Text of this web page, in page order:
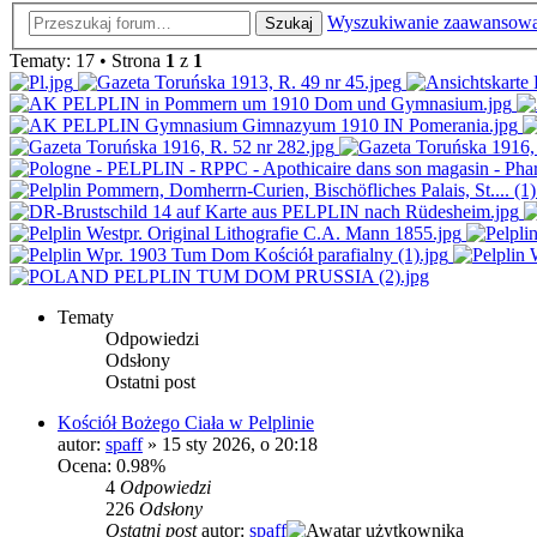
Szukaj
Wyszukiwanie
Tematy: 17 • Strona 1 z 1
Tematy
Odpowiedzi
Odsłony
Ostatni post
Kościół Bożego Ciała w Pelplinie
autor: spaff» 15 sty 2026, o 20:18
Ocena: 0.98%
4 Odpowiedzi
226 Odsłony
Ostatni postautor: spaff